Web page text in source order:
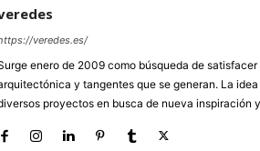
veredes.es/
enero de 2009 como búsqueda de
y tangentes que se generan. La
proyectos en busca de nueva inspiración